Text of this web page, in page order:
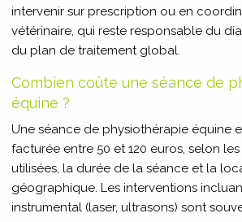
intervenir sur prescription ou en
vétérinaire, qui reste responsable du
du plan de traitement global.
Combien coûte une séance de
équine ?
Une séance de physiothérapie équine
facturée entre 50 et 120 euros, selon
utilisées, la durée de la séance et la
géographique. Les interventions
instrumental (laser, ultrasons) sont